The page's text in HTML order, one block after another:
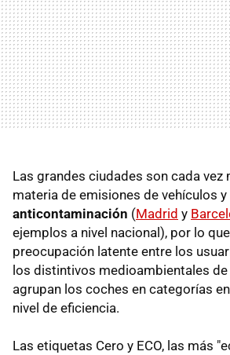
Las grandes ciudades son cada vez
materia de emisiones de vehículos y
anticontaminación (Madrid y
ejemplos a nivel nacional), por lo
preocupación latente entre los
los distintivos medioambientales de
agrupan los coches en categorías
nivel de eficiencia.
Las etiquetas Cero y ECO, las más